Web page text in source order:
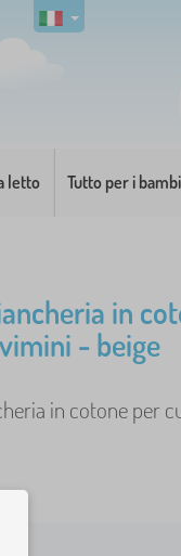
letto Tutto per i
in
- beige
in cotone per